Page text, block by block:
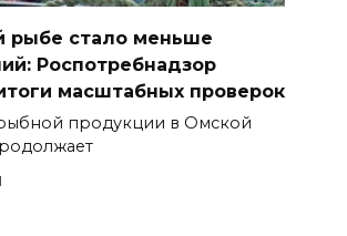
рыбе стало меньше
Роспотребнадзор
масштабных проверок
продукции в Омской